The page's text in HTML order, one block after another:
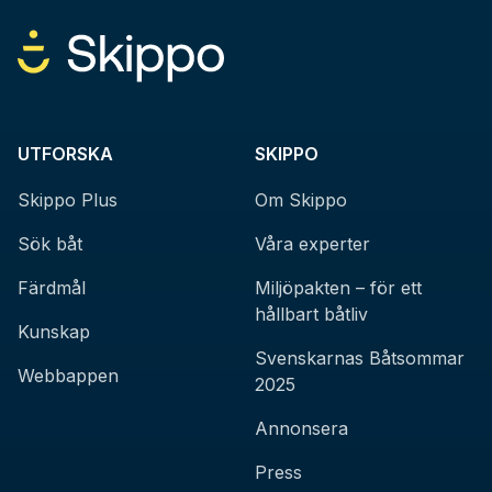
UTFORSKA
Skippo Plus
Sök båt
Färdmål
Kunskap
Webbappen
SKIPPO
Om Skippo
Våra experter
Miljöpakten – för ett
hållbart båtliv
Svenskarnas Båtsommar
2025
Annonsera
Press